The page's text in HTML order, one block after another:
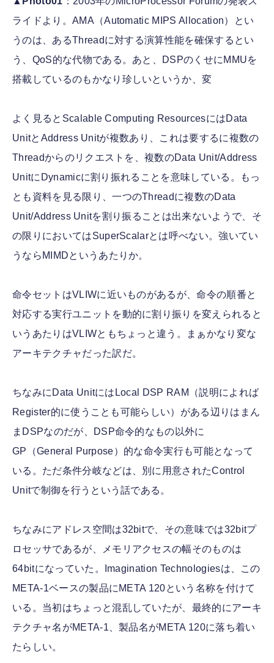
ライドより。AMA（Automatic MIPS Allocation）とい
うのは、あるThreadに対する演算性能を確保するとい
う、QoS的な代物である。あと、DSPのくせにMMUを
搭載しているのもかなり珍しいというか、変
よく見るとScalable Computing ResourcesにはData
UnitとAddress Unitが複数あり、これは要するに複数の
Threadからのリクエストを、複数のData Unit/Address
UnitにDynamicに割り振れることを意味している。もっ
とも資料を見る限り、一つのThreadに複数のData
Unit/Address Unitを割り振ることは出来ないようで、そ
の限りにおいてはSuperScalarとは呼べない。強いてい
うならMIMDというあたりか。
命令セットはVLIWに近いものがあるが、命令の順番と
対応する実行ユニットを動的に割り振りを変えられると
いうあたりはVLIWともちょっと違う。まぁかなり変な
アーキテクチャだった訳だ。
ちなみにData UnitにはLocal DSP RAM（説明によれば
Register的に使うことも可能らしい）がある辺りはまん
まDSPなのだが、DSP命令的なもの以外に
GP（General Purpose）的な命令実行も可能となって
いる。ただ条件分岐などは、別に用意されたControl
Unitで制御を行うという話である。
ちなみにアドレス空間は32bitで、その意味では32bitプ
ロセッサであるが、メモリアクセスの幅そのものは
64bitになっていた。Imagination Technologiesは、この
META-1ベースの製品にMETA 120という名称を付けて
いる。当初はちょっと混乱していたが、最終的にアーキ
テクチャ名がMETA-1、製品名がMETA 120に落ち着い
たらしい。